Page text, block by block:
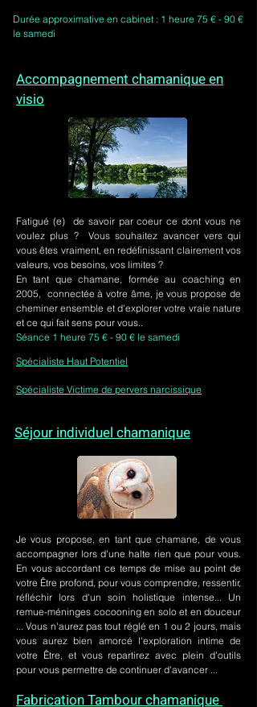
Durée approximative en cabinet : 1 heure 75 € - 90 €
le samedi
Accompagnement chamanique en
visio
Fatigué (e) de savoir par coeur ce dont vous ne
voulez plus ? Vous souhaitez avancer vers qui
vous êtes vraiment, en redéfinissant clairement vos
valeurs, vos besoins, vos limites ?
En tant que chamane, formée au coaching en
2005, connectée à votre âme, je vous propose de
cheminer ensemble et d'explorer votre vraie nature
et ce qui fait sens pour vous..
Séance 1 heure 75 € - 90 € le samedi
Spécialiste Haut Potentiel
Spécialiste Victime de pervers narcissique
Séjour individuel chamanique
Je vous propose, en tant que chamane, de vous
accompagner lors d'une halte rien que pour vous.
En vous accordant ce temps de mise au point de
votre Être profond, pour vous comprendre, ressentir,
réfléchir lors d'un soin holistique intense... Un
remue-méninges cocooning en solo et en douceur
... Vous n'aurez pas tout réglé en 1 ou 2 jours, mais
vous aurez bien amorcé l'exploration intime de
votre Être, et vous repartirez avec plein d'outils
pour vous permettre de continuer d'avancer ...
Fabrication Tambour chamanique